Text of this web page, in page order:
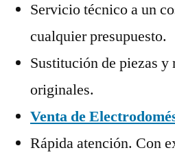
Servicio técnico a un
cualquier presupuesto.
Sustitución de piezas y
originales.
Venta de
Rápida atención. Con